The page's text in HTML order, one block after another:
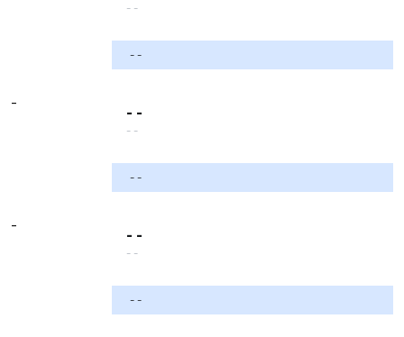
- -
- -
-
- -
- -
- -
-
- -
- -
- -